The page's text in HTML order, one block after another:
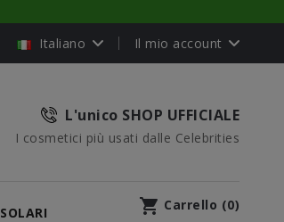
Italiano Il mio account
L'unico SHOP UFFICIALE
I cosmetici più usati dalle Celebrities
SOLARI shopping_cart Carrello (0)